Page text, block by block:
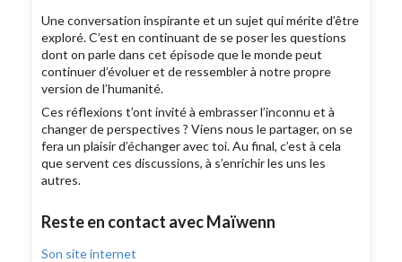
Une conversation inspirante et un sujet qui mérite d’être
exploré. C’est en continuant de se poser les questions
dont on parle dans cet épisode que le monde peut
continuer d’évoluer et de ressembler à notre propre
version de l’humanité.
Ces réflexions t’ont invité à embrasser l’inconnu et à
changer de perspectives ? Viens nous le partager, on se
fera un plaisir d’échanger avec toi. Au final, c’est à cela
que servent ces discussions, à s’enrichir les uns les
autres.
Reste en contact avec Maïwenn
Son site internet